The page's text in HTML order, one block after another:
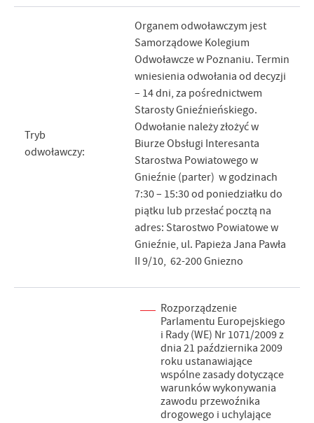
Tryb
odwoławczy:
Organem odwoławczym jest
Samorządowe Kolegium
Odwoławcze w Poznaniu. Termin
wniesienia odwołania od decyzji
– 14 dni, za pośrednictwem
Starosty Gnieźnieńskiego.
Odwołanie należy złożyć w
Biurze Obsługi Interesanta
Starostwa Powiatowego w
Gnieźnie (parter) w godzinach
7:30 – 15:30 od poniedziałku do
piątku lub przesłać pocztą na
adres: Starostwo Powiatowe w
Gnieźnie, ul. Papieża Jana Pawła
II 9/10, 62-200 Gniezno
Rozporządzenie
Parlamentu Europejskiego
i Rady (WE) Nr 1071/2009 z
dnia 21 października 2009
roku ustanawiające
wspólne zasady dotyczące
warunków wykonywania
zawodu przewoźnika
drogowego i uchylające